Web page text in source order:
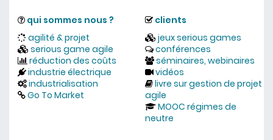
qui sommes nous ?
agilité & projet
serious game agile
réduction des coûts
industrie électrique
industrialisation
Go To Market
clients
jeux serious games
conférences
séminaires, webinaires
vidéos
livre sur gestion de projet
agile
MOOC régimes de
neutre